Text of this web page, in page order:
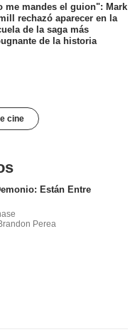
me mandes el guion": Mark
rechazó aparecer en la
de la saga más
de la historia
cine
Están Entre
Perea